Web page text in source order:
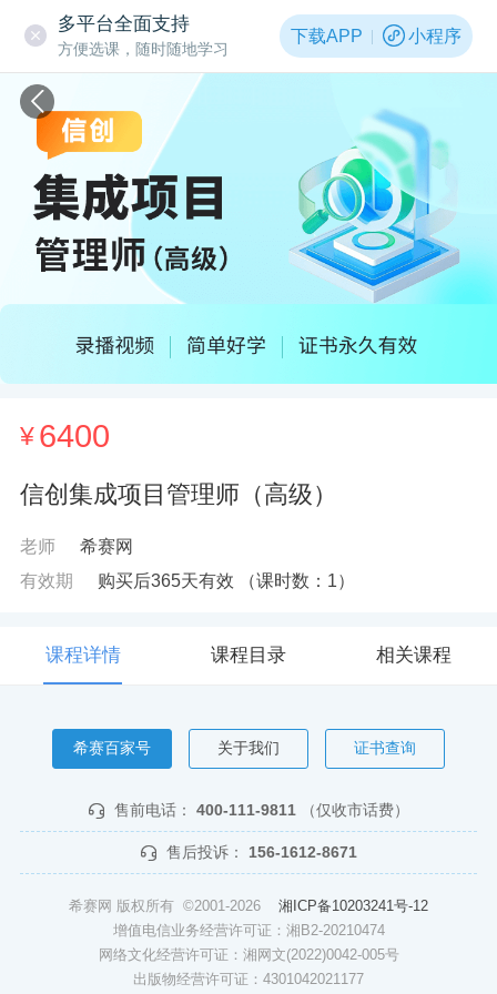
多平台全面支持
方便选课，随时随地学习
下载APP 小程序
¥6400
信创集成项目管理师（高级）
老师
希赛网
有效期
购买后365天有效 （课时数： 1）
课程详情 课程目录 相关课程
希赛百家号 关于我们 证书查询
售前电话： 400-111-9811 （仅收市话费）
售后投诉： 156-1612-8671
希赛网 版权所有 ©2001-2026 湘ICP备10203241号-12
增值电信业务经营许可证：湘B2-20210474
网络文化经营许可证：湘网文(2022)0042-005号
出版物经营许可证：4301042021177